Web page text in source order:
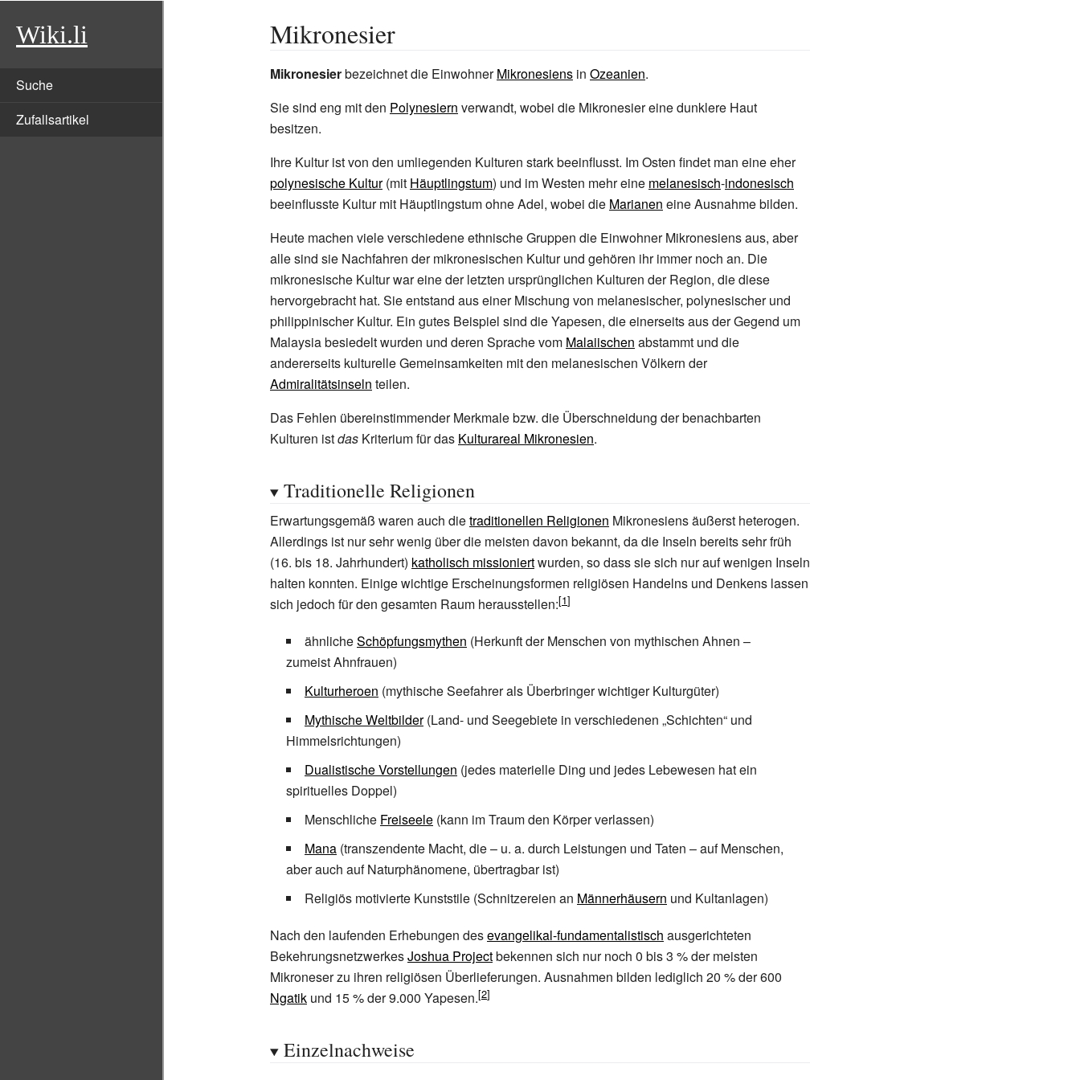
Wiki.li
Suche
Zufallsartikel
Mikronesier
Mikronesierbezeichnet die EinwohnerMikronesiens in Ozeanien.
Sie sind eng mit den Polynesiern verwandt, wobei die Mikronesier eine dunklere Haut
besitzen.
Ihre Kultur ist von den umliegenden Kulturen stark beeinflusst. Im Osten findet man eine eher
polynesische Kultur(mit Häuptlingstum) und im Westen mehr eine melanesisch-indonesisch
beeinflusste Kultur mit Häuptlingstum ohne Adel, wobei die Marianen eine Ausnahme bilden.
Heute machen viele verschiedene ethnische Gruppen die Einwohner Mikronesiens aus, aber
alle sind sie Nachfahren der mikronesischen Kultur und gehören ihr immer noch an. Die
mikronesische Kultur war eine der letzten ursprünglichen Kulturen der Region, die diese
hervorgebracht hat. Sie entstand aus einer Mischung von melanesischer, polynesischer und
philippinischer Kultur. Ein gutes Beispiel sind die Yapesen, die einerseits aus der Gegend um
Malaysia besiedelt wurden und deren Sprache vom Malaiischen abstammt und die
andererseits kulturelle Gemeinsamkeiten mit den melanesischen Völkern der
Admiralitätsinseln teilen.
Das Fehlen übereinstimmender Merkmale bzw. die Überschneidung der benachbarten
Kulturen istdas Kriterium für das Kulturareal Mikronesien.
Traditionelle Religionen
Erwartungsgemäß waren auch dietraditionellen Religionen Mikronesiens äußerst heterogen.
Allerdings ist nur sehr wenig über die meisten davon bekannt, da die Inseln bereits sehr früh
(16. bis 18. Jahrhundert) katholisch missioniertwurden, so dass sie sich nur auf wenigen Inseln
halten konnten. Einige wichtige Erscheinungsformen religiösen Handelns und Denkens lassen
sich jedoch für den gesamten Raum herausstellen:
ähnlicheSchöpfungsmythen (Herkunft der Menschen von mythischen Ahnen –
zumeist Ahnfrauen)
Kulturheroen (mythische Seefahrer als Überbringer wichtiger Kulturgüter)
Mythische Weltbilder(Land- und Seegebiete in verschiedenen „Schichten“ und
Himmelsrichtungen)
Dualistische Vorstellungen (jedes materielle Ding und jedes Lebewesen hat ein
spirituelles Doppel)
Menschliche Freiseele (kann im Traum den Körper verlassen)
Mana (transzendente Macht, die – u. a. durch Leistungen und Taten – auf Menschen,
aber auch auf Naturphänomene, übertragbar ist)
Religiös motivierte Kunststile (Schnitzereien an Männerhäusern und Kultanlagen)
Nach den laufenden Erhebungen desevangelikal-fundamentalistisch ausgerichteten
BekehrungsnetzwerkesJoshua Projectbekennen sich nur noch 0 bis 3 % der meisten
Mikroneser zu ihren religiösen Überlieferungen. Ausnahmen bilden lediglich 20 % der 600
Ngatik und 15% der 9.000 Yapesen.
Einzelnachweise